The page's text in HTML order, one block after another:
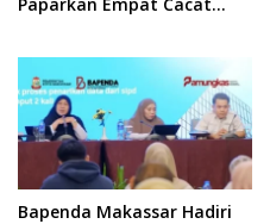
Paparkan Empat Cacat
Bapenda Makassar Hadiri